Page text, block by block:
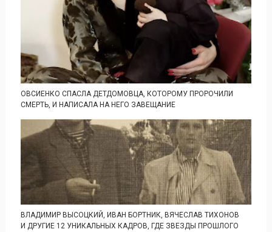
ОВСИЕНКО СПАСЛА ДЕТДОМОВЦА, КОТОРОМУ ПРОРОЧИЛИ
СМЕРТЬ, И НАПИСАЛА НА НЕГО ЗАВЕЩАНИЕ
ВЛАДИМИР ВЫСОЦКИЙ, ИВАН БОРТНИК, ВЯЧЕСЛАВ ТИХОНОВ
И ДРУГИЕ 12 УНИКАЛЬНЫХ КАДРОВ, ГДЕ ЗВЕЗДЫ ПРОШЛОГО